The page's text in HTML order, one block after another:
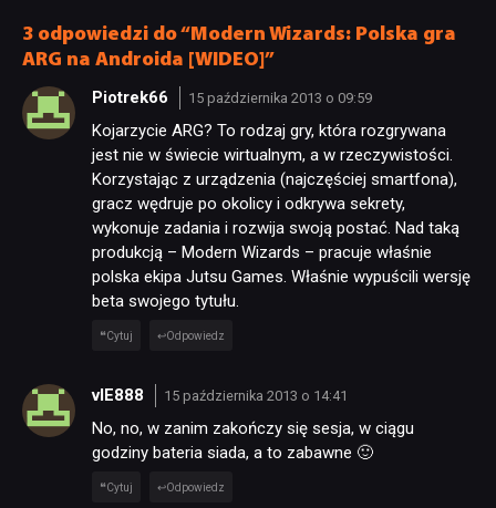
3 odpowiedzi do “Modern Wizards: Polska gra
ARG na Androida [WIDEO]”
Piotrek66 15 października 2013 o 09:59
Kojarzycie ARG? To rodzaj gry, która rozgrywana
jest nie w świecie wirtualnym, a w rzeczywistości.
Korzystając z urządzenia (najczęściej smartfona),
gracz wędruje po okolicy i odkrywa sekrety,
wykonuje zadania i rozwija swoją postać. Nad taką
produkcją – Modern Wizards – pracuje właśnie
polska ekipa Jutsu Games. Właśnie wypuścili wersję
beta swojego tytułu.
Cytuj Odpowiedz
vIE888 15 października 2013 o 14:41
No, no, w zanim zakończy się sesja, w ciągu
godziny bateria siada, a to zabawne 🙂
Cytuj Odpowiedz